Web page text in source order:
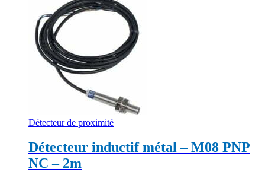
Détecteur de proximité
Détecteur inductif métal – M08 PNP
NC – 2m